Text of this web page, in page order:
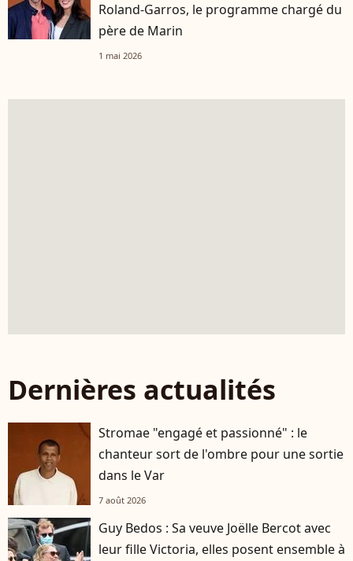
Roland-Garros, le programme chargé du
père de Marin
1 mai 2026
Dernières actualités
Stromae "engagé et passionné" : le
chanteur sort de l'ombre pour une sortie
dans le Var
7 août 2026
Guy Bedos : Sa veuve Joëlle Bercot avec
leur fille Victoria, elles posent ensemble à